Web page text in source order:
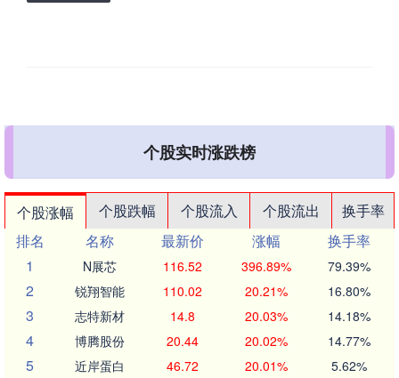
个股实时涨跌榜
个股涨幅 个股跌幅 个股流入 个股流出
换手率
排名
名称 最新价 涨幅
换手率
1
N展芯 116.52 396.89% 79.39%
2 锐翔智能 110.02 20.21% 16.80%
3 志特新材 14.8 20.03% 14.18%
4 博腾股份 20.44 20.02% 14.77%
5 近岸蛋白 46.72 20.01% 5.62%